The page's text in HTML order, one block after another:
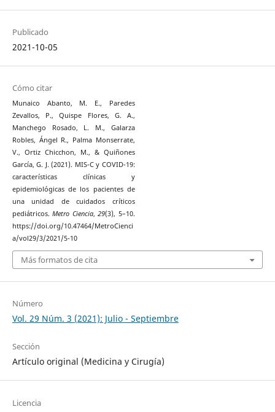
Publicado
2021-10-05
Cómo citar
Munaico Abanto, M. E., Paredes
Zevallos, P., Quispe Flores, G. A.,
Manchego Rosado, L. M., Galarza
Robles, Ángel R., Palma Monserrate,
V., Ortiz Chicchon, M., & Quiñones
García, G. J. (2021). MIS-C y COVID-19:
características clínicas y
epidemiológicas de los pacientes de
una unidad de cuidados críticos
pediátricos.Metro Ciencia,29(3), 5–10.
https://doi.org/10.47464/MetroCienci
a/vol29/3/2021/5-10
Más formatos de cita
Número
Vol. 29 Núm. 3 (2021): Julio - Septiembre
Sección
Artículo original (Medicina y Cirugía)
Licencia